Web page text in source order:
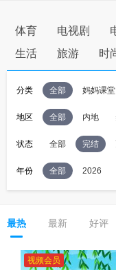
体育 电视剧
生活
旅游 时
分类 全部 妈妈课堂
地区 全部 内地
状态 全部 完结
年份 全部 2026
最热 最新 好评
视频会员